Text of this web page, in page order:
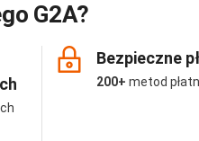
G2A?
Bezpieczne
200+ metod